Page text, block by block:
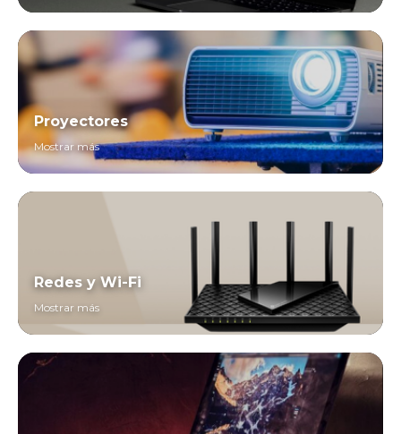
Proyectores
Mostrar más
Redes y Wi-Fi
Mostrar más